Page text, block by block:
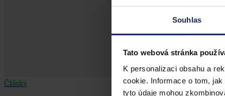
Souhlas
Tato webová stránka
K personalizaci obsahu a
cookie. Informace o tom,
tyto údaje mohou
Články